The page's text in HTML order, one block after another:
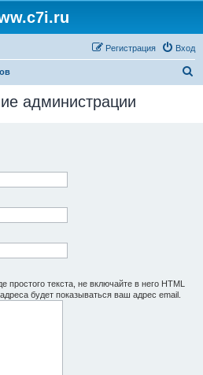
Вход
Регистрация
администрации
текста, не включайте в него HTML
будет показываться ваш адрес email.